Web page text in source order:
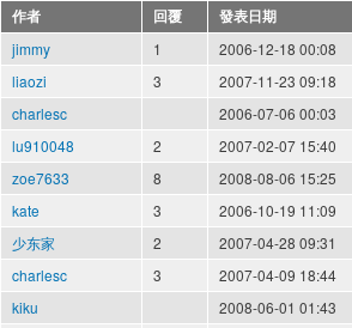
作者 回覆 發表日期
jimmy 1 2006-12-18 00:08
liaozi 3 2007-11-23 09:18
charlesc 2006-07-06 00:03
lu910048 2 2007-02-07 15:40
zoe7633 8 2008-08-06 15:25
kate 3 2006-10-19 11:09
少东家 2 2007-04-28 09:31
charlesc 3 2007-04-09 18:44
kiku 2008-06-01 01:43